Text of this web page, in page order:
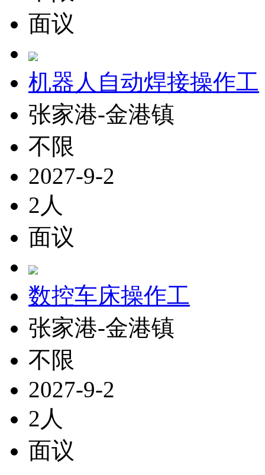
面议
机器人自动焊接操作工
张家港-金港镇
不限
2027-9-2
2人
面议
数控车床操作工
张家港-金港镇
不限
2027-9-2
2人
面议